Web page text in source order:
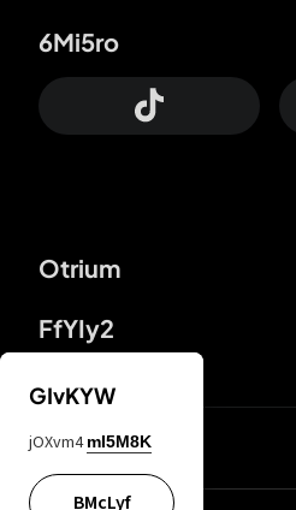
Otrium
FfYIy2
6Mi5ro
DDcvSo
GIvKYW
jOXvm4 mI5M8K
BMcLyf